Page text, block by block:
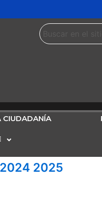
CIUDADANÍA
2024 2025